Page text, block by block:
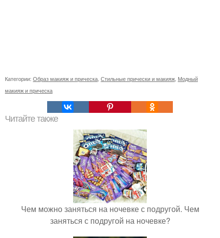
Категории: Образ макияж и прическа Стильные прически и макияж Модный
макияж и прическа
Читайте также
Чем можно заняться на ночевке с подругой. Чем
заняться с подругой на ночевке?